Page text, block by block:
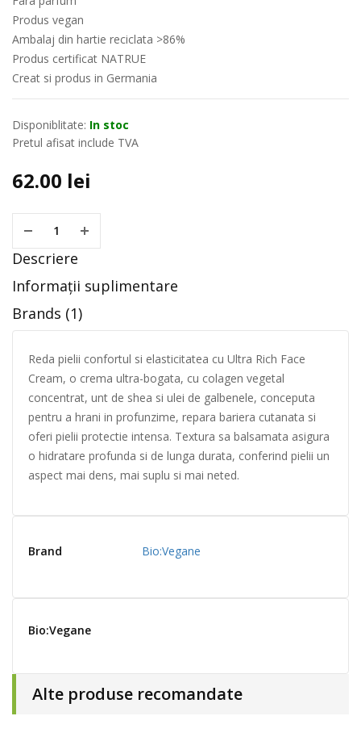
Produs vegan
Ambalaj din hartie reciclata >86%
Produs certificat NATRUE
Creat si produs in Germania
Disponiblitate: In stoc
Pretul afisat include TVA
62.00 lei
Descriere
Informații suplimentare
Brands (1)
Reda pielii confortul si elasticitatea cu Ultra Rich Face
Cream, o crema ultra-bogata, cu colagen vegetal
concentrat, unt de shea si ulei de galbenele, conceputa
pentru a hrani in profunzime, repara bariera cutanata si
oferi pielii protectie intensa. Textura sa balsamata asigura
o hidratare profunda si de lunga durata, conferind pielii un
aspect mai dens, mai suplu si mai neted.
Brand Bio:Vegane
Bio:Vegane
Alte produse recomandate